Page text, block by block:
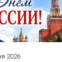
2026